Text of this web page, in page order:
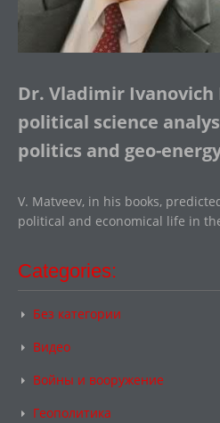
Dr. Vladimir Ivanovich
political science
politics and geo-
V. Matveev, in his books,
political and economical life in
Categories:
Без категории
Видео
Войны и вооружение
Геополитика